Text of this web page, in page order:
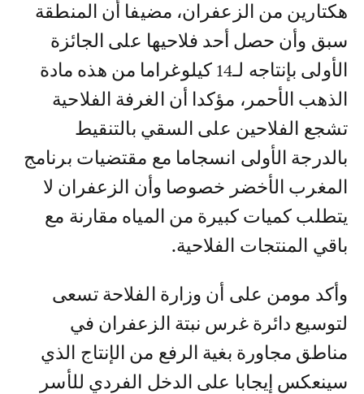
هكتارين من الزعفران، مضيفا أن المنطقة
سبق وأن حصل أحد فلاحيها على الجائزة
الأولى بإنتاجه لـ14 كيلوغراما من هذه مادة
الذهب الأحمر، مؤكدا أن الغرفة الفلاحية
تشجع الفلاحين على السقي بالتنقيط
بالدرجة الأولى انسجاما مع مقتضيات برنامج
المغرب الأخضر خصوصا وأن الزعفران لا
يتطلب كميات كبيرة من المياه مقارنة مع
باقي المنتجات الفلاحية.
وأكد مومن على أن وزارة الفلاحة تسعى
لتوسيع دائرة غرس نبتة الزعفران في
مناطق مجاورة بغية الرفع من الإنتاج الذي
سينعكس إيجابا على الدخل الفردي للأسر